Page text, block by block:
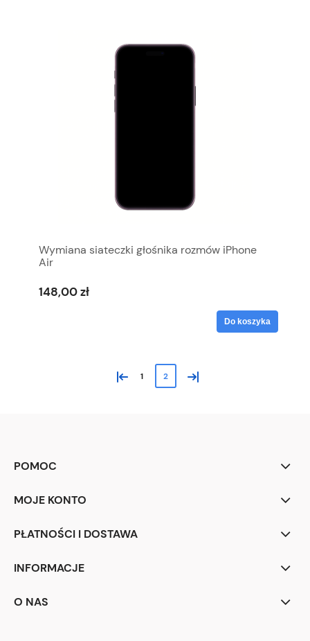
Wymiana siateczki głośnika rozmów iPhone
Air
148,00 zł
Do koszyka
« 1 2 »
POMOC
MOJE KONTO
PŁATNOŚCI I DOSTAWA
INFORMACJE
O NAS